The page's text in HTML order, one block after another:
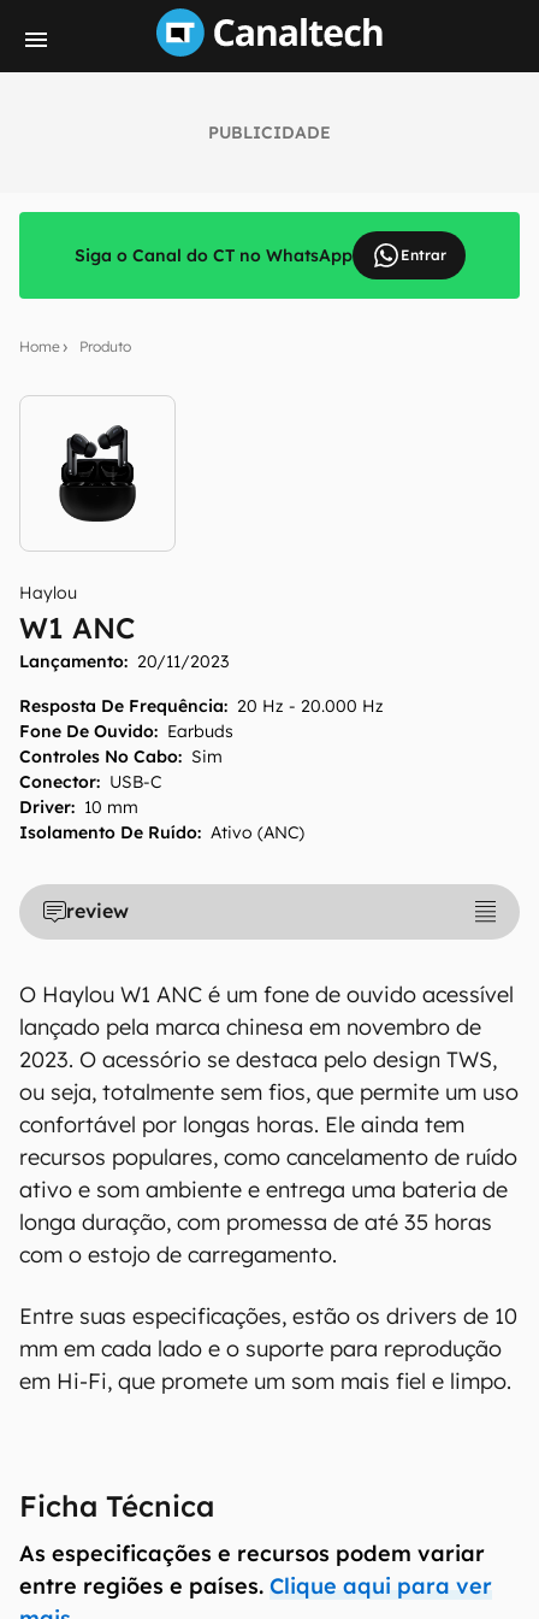
PUBLICIDADE
Siga o Canal do CT no WhatsApp Entrar
Home Produto
Haylou
W1 ANC
Lançamento: 20/11/2023
Resposta De Frequência: 20 Hz - 20.000 Hz
Fone De Ouvido: Earbuds
Controles No Cabo: Sim
Conector: USB-C
Driver: 10 mm
Isolamento De Ruído: Ativo (ANC)
review
O Haylou W1 ANC é um fone de ouvido acessível
lançado pela marca chinesa em novembro de
2023. O acessório se destaca pelo design TWS,
ou seja, totalmente sem fios, que permite um uso
confortável por longas horas. Ele ainda tem
recursos populares, como cancelamento de ruído
ativo e som ambiente e entrega uma bateria de
longa duração, com promessa de até 35 horas
com o estojo de carregamento.
Entre suas especificações, estão os drivers de 10
mm em cada lado e o suporte para reprodução
em Hi-Fi, que promete um som mais fiel e limpo.
Ficha Técnica
As especificações e recursos podem variar
entre regiões e países. Clique aqui para ver
técnicas, porém tenha em mente que
regiões e países. Portanto, recomendamos
que você visite o site oficial do fabricante ou
operadora que comercializa o produto para